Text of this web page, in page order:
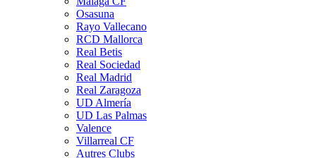
Osasuna
Rayo Vallecano
RCD Mallorca
Real Betis
Real Sociedad
Real Madrid
Real Zaragoza
UD Almería
UD Las Palmas
Valence
Villarreal CF
Autres Clubs